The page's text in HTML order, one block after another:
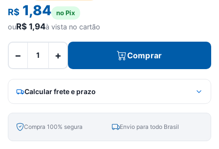
R$ 1,84 no Pix
ouR$ 1,94à vista no cartão
− + Comprar
Calcular frete e prazo
Compra 100% segura Envio para todo Brasil